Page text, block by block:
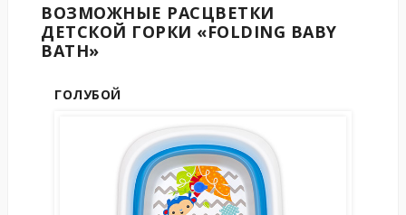
ВОЗМОЖНЫЕ РАСЦВЕТКИ
ДЕТСКОЙ ГОРКИ «FOLDING BABY
BATH»
ГОЛУБОЙ